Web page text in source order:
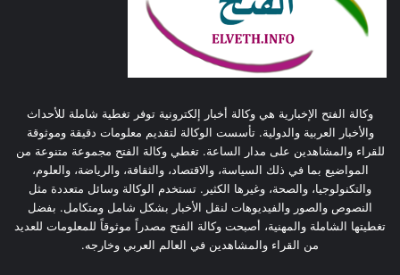
وكالة الفتح الإخبارية هي وكالة أخبار إلكترونية توفر تغطية شاملة للأحداث
والأخبار العربية والدولية. تأسست الوكالة لتقديم معلومات دقيقة وموثوقة
للقراء والمشاهدين على مدار الساعة. تغطي وكالة الفتح مجموعة متنوعة من
المواضيع بما في ذلك السياسة، والاقتصاد، والثقافة، والرياضة، والعلوم،
والتكنولوجيا، والصحة، وغيرها الكثير. تستخدم الوكالة وسائل متعددة مثل
النصوص والصور والفيديوهات لنقل الأخبار بشكل شامل ومتكامل. بفضل
تغطيتها الشاملة والمهنية، أصبحت وكالة الفتح مصدراً موثوقاً للمعلومات للعديد
من القراء والمشاهدين في العالم العربي وخارجه.